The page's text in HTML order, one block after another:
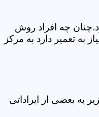
چه افراد روش
تعمیر دارد به مرکز
به بعضی از ایراداتی